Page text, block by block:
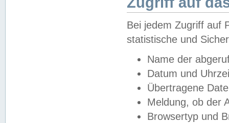
Bei jedem Zugriff auf
statistische und
Name der
Datum und
Übertragene
Meldung, ob der
Browsertyp und